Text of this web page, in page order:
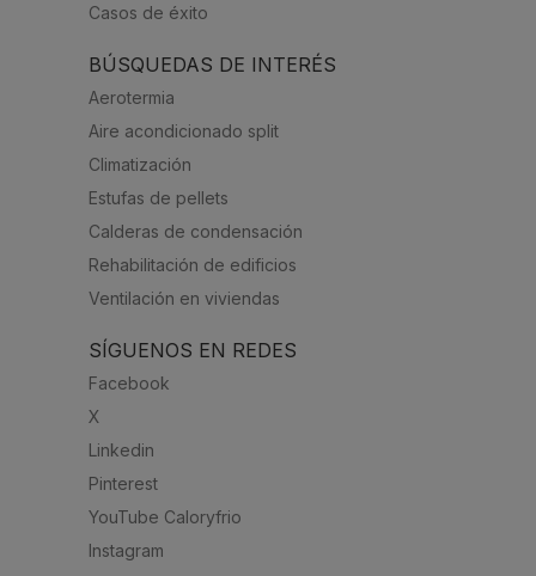
Casos de éxito
BÚSQUEDAS DE INTERÉS
Aerotermia
Aire acondicionado split
Climatización
Estufas de pellets
Calderas de condensación
Rehabilitación de edificios
Ventilación en viviendas
SÍGUENOS EN REDES
Facebook
X
Linkedin
Pinterest
YouTube Caloryfrio
Instagram